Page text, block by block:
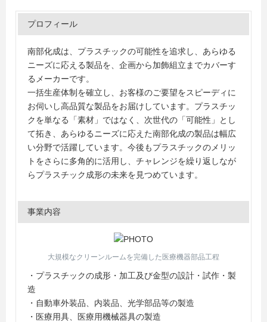
プロフィール
南部化成は、プラスチックの可能性を追求し、あらゆる
ニーズに応える製品を、企画から加飾組立までカバーす
るメーカーです。
一括生産体制を確立し、お客様のご要望をスピーディに
お伺いし高品質な製品をお届けしています。プラスチッ
クを単なる「素材」ではなく、次世代の「可能性」とし
て拓き、あらゆるニーズに応えた南部化成の製品は幅広
い分野で活躍しています。今後もプラスチックのメリッ
トをさらに多角的に活用し、チャレンジを繰り返しなが
らプラスチック成形の未来を見つめています。
事業内容
大規模なクリーンルームを完備した医療機器部品工程
・プラスチックの成形・加工及び金型の設計・試作・製
造
・自動車外装品、内装品、光学部品等の製造
・医療用具、医療用機械器具の製造